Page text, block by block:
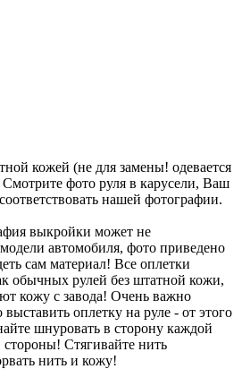
кожей (не для замены! одевается
фото руля в карусели, Ваш
нашей фотографии.
выкройки может не
автомобиля, фото приведено
сам материал! Все оплетки
обычных рулей без штатной кожи,
кожу с завода! Очень важно
оплетку на руле - от этого
шнуровать в сторону каждой
Стягивайте нить
нить и кожу!